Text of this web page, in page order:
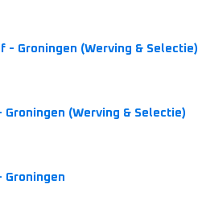
Groningen (Werving & Selectie)
(Werving & Selectie)